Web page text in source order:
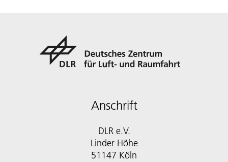
Anschrift
DLR e.V.
Linder Höhe
51147 Köln